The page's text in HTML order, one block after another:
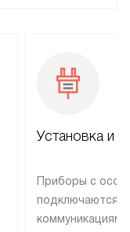
Установка и
Приборы с
подключаются к
коммуникациям